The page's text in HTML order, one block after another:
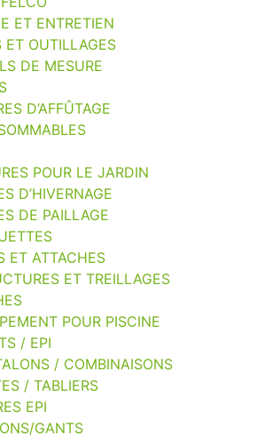
ET ENTRETIEN
ET OUTILLAGES
DE MESURE
D’AFFÛTAGE
POUR LE JARDIN
D’HIVERNAGE
DE PAILLAGE
ET ATTACHES
ET TREILLAGES
POUR PISCINE
/ EPI
/ COMBINAISONS
/ TABLIERS
EPI
GANTS